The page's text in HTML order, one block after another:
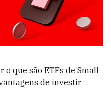
o que são ETFs de Small
de investir